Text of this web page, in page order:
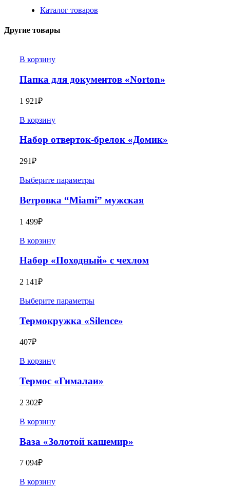
Каталог товаров
Другие товары
В корзину
Папка для документов «Norton»
1 921₽
В корзину
Набор отверток-брелок «Домик»
291₽
Выберите параметры
Ветровка “Miami” мужская
1 499₽
В корзину
Набор «Походный» с чехлом
2 141₽
Выберите параметры
Термокружка «Silence»
407₽
В корзину
Термос «Гималаи»
2 302₽
В корзину
Ваза «Золотой кашемир»
7 094₽
В корзину